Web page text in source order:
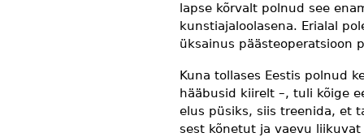
lapse kõrvalt polnud see
kunstiajaloolasena. Erialal
üksainus päästeoperatsioon
Kuna tollases Eestis polnud
hääbusid kiirelt –, tuli kõige
elus püsiks, siis treenida, et
sest kõnetut ja vaevu